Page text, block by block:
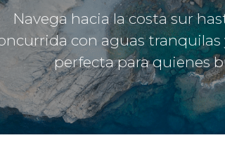
Navega hacia la costa sur
con aguas
perfecta para quienes